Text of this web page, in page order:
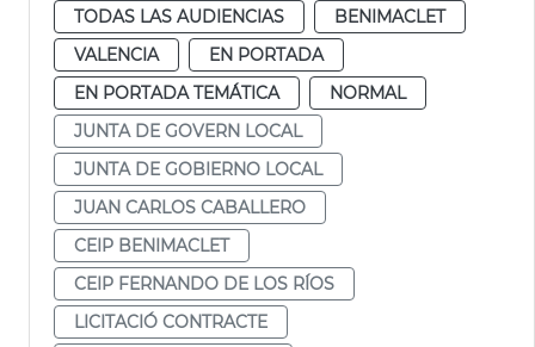
TODAS LAS AUDIENCIAS
BENIMACLET
VALENCIA
EN PORTADA
EN PORTADA TEMÁTICA
NORMAL
JUNTA DE GOVERN LOCAL
JUNTA DE GOBIERNO LOCAL
JUAN CARLOS CABALLERO
CEIP BENIMACLET
CEIP FERNANDO DE LOS RÍOS
LICITACIÓ CONTRACTE